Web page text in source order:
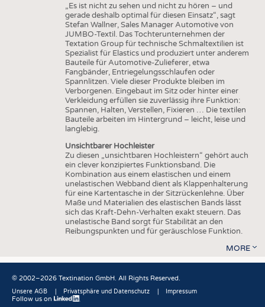
„Es ist nicht zu sehen und nicht zu hören – und
gerade deshalb optimal für diesen Einsatz“, sagt
Stefan Wallner, Sales Manager Automotive von
JUMBO-Textil. Das Tochterunternehmen der
Textation Group für technische Schmaltextilien ist
Spezialist für Elastics und produziert unter anderem
Bauteile für Automotive-Zulieferer, etwa
Fangbänder, Entriegelungsschlaufen oder
Spannlitzen. Viele dieser Produkte bleiben im
Verborgenen. Eingebaut im Sitz oder hinter einer
Verkleidung erfüllen sie zuverlässig ihre Funktion:
Spannen, Halten, Verstellen, Fixieren … Die textilen
Bauteile arbeiten im Hintergrund – leicht, leise und
langlebig.
Unsichtbarer Hochleister
Zu diesen „unsichtbaren Hochleistern“ gehört auch
ein clever konzipiertes Funktionsband. Die
Kombination aus einem elastischen und einem
unelastischen Webband dient als Klappenhalterung
für eine Kartentasche in der Sitzrückenlehne. Über
Maße und Materialien des elastischen Bands lässt
sich das Kraft-Dehn-Verhalten exakt steuern. Das
unelastische Band sorgt für Stabilität an den
Reibungspunkten und für geräuschlose Funktion.
MORE
© 2002–2026 Textination GmbH. All Rights Reserved.
Fußbereich
Unsere AGB Privatsphäre und Datenschutz Impressum
Follow us on